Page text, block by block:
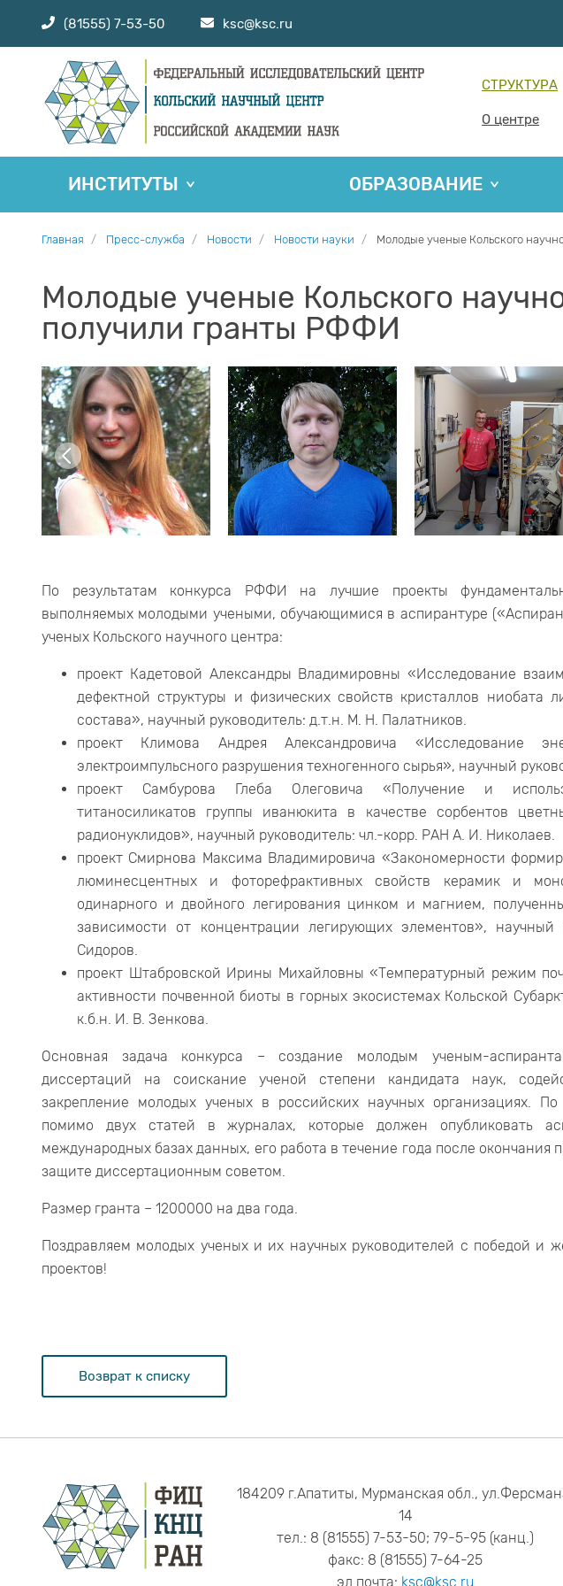
(81555) 7-53-50 ksc@ksc.ru
СТРУКТУРА
О центре
ИНСТИТУТЫ ОБРАЗОВАНИЕ
Главная Пресс-служба Новости Новости науки Молодые ученые Кольского
Молодые ученые Кольского
получили гранты РФФИ
По результатам конкурса РФФИ на лучшие проекты
выполняемых молодыми учеными, обучающимися в аспирантуре
ученых Кольского научного центра:
проект Кадетовой Александры Владимировны «Исследование
дефектной структуры и физических свойств кристаллов ниобата
состава», научный руководитель: д.т.н. М. Н. Палатников.
проект Климова Андрея Александровича «Исследование
электроимпульсного разрушения техногенного сырья», научный
проект Самбурова Глеба Олеговича «Получение и
титаносиликатов группы иванюкита в качестве сорбентов
радионуклидов», научный руководитель: чл.-корр. РАН А. И. Николаев.
проект Смирнова Максима Владимировича «Закономерности
люминесцентных и фоторефрактивных свойств керамик и
одинарного и двойного легирования цинком и магнием,
зависимости от концентрации легирующих элементов»,
Сидоров.
проект Штабровской Ирины Михайловны «Температурный режим
активности почвенной биоты в горных экосистемах Кольской
к.б.н. И. В. Зенкова.
Основная задача конкурса – создание молодым ученым-
диссертаций на соискание ученой степени кандидата наук,
закрепление молодых ученых в российских научных организациях. По
помимо двух статей в журналах, которые должен опубликовать
международных базах данных, его работа в течение года после окончания
защите диссертационным советом.
Размер гранта – 1200000 на два года.
Поздравляем молодых ученых и их научных руководителей с победой и
проектов!
Возврат к списку
184209 г.Апатиты, Мурманская обл.,
14
тел.: 8 (81555) 7-53-50; 79-5-95 (канц.)
факс: 8 (81555) 7-64-25
эл.почта: ksc@ksc.ru